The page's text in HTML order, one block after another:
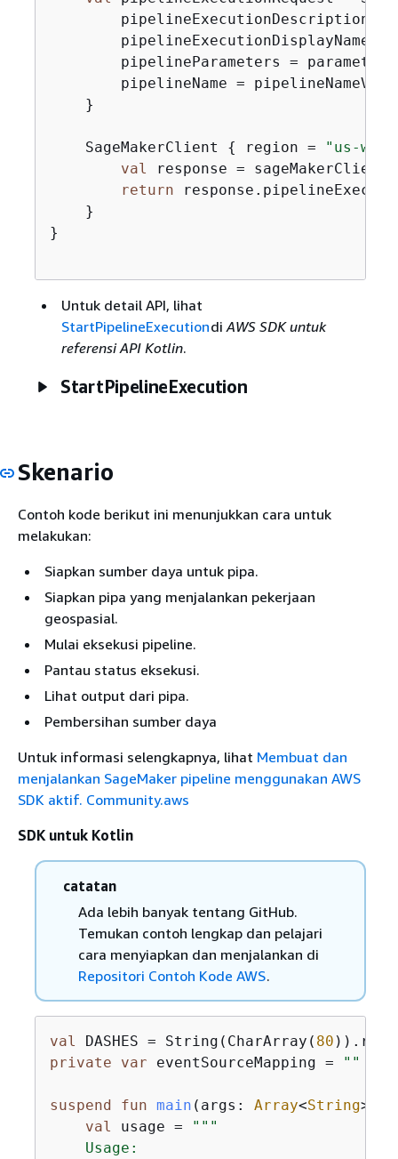
        pipelineExecutionDescription =
        pipelineExecutionDisplayName =
        pipelineParameters = parameters
        pipelineName = pipelineNameVal
    }
    SageMakerClient
{ region =
"us-
val response =
return
    }
}
Untuk detail API, lihat
StartPipelineExecutiondiAWS SDK untuk
referensi API Kotlin.
StartPipelineExecution
Skenario
Contoh kode berikut ini menunjukkan cara untuk
melakukan:
Siapkan sumber daya untuk pipa.
Siapkan pipa yang menjalankan pekerjaan
geospasial.
Mulai eksekusi pipeline.
Pantau status eksekusi.
Lihat output dari pipa.
Pembersihan sumber daya
Untuk informasi selengkapnya, lihat Membuat dan
menjalankan SageMaker pipeline menggunakan AWS
SDK aktif. Community.aws
SDK untuk Kotlin
catatan
Ada lebih banyak tentang GitHub.
Temukan contoh lengkap dan pelajari
cara menyiapkan dan menjalankan di
Repositori Contoh Kode AWS.
val DASHES = String(CharArray( 80
private
var eventSourceMapping = ""
suspend fun main (args: Array<String>)
val
usage =
"""
    Usage: